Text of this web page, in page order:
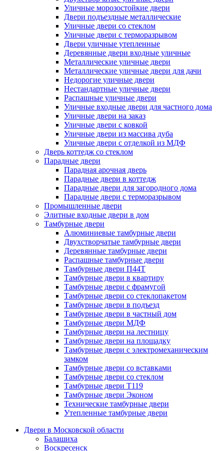
Уличные морозостойкие двери
Двери подъездные металлические
Уличные двери со стеклом
Уличные двери с терморазрывом
Двери уличные утепленные
Деревянные двери входные уличные
Металлические уличные двери
Металлические уличные двери для дачи
Недорогие уличные двери
Нестандартные уличные двери
Распашные уличные двери
Уличные входные двери для частного дома
Уличные двери на заказ
Уличные двери с ковкой
Уличные двери из массива дуба
Уличные двери с отделкой из МДФ
Дверь коттедж со стеклом
Парадные двери
Парадная арочная дверь
Парадные двери в коттедж
Парадные двери для загородного дома
Парадные двери с терморазрывом
Промышленные двери
Элитные входные двери в дом
Тамбурные двери
Алюминиевые тамбурные двери
Двухстворчатые тамбурные двери
Деревянные тамбурные двери
Распашные тамбурные двери
Тамбурные двери П44Т
Тамбурные двери в квартиру
Тамбурные двери с фрамугой
Тамбурные двери со стеклопакетом
Тамбурные двери в подъезд
Тамбурные двери в частный дом
Тамбурные двери МДФ
Тамбурные двери на лестницу
Тамбурные двери на площадку
Тамбурные двери с электромеханическим
замком
Тамбурные двери со вставками
Тамбурные двери со стеклом
Тамбурные двери Т119
Тамбурные двери Эконом
Технические тамбурные двери
Утепленные тамбурные двери
Двери в Московской области
Балашиха
Воскресенск